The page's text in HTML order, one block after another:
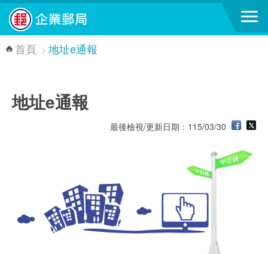
跳到主要內容區塊
首頁 > 地址e通報
地址e通報
最後檢視/更新日期：115/03/30